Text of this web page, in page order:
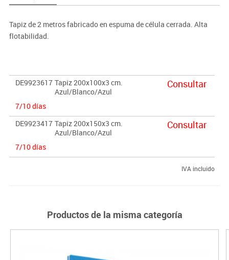
Tapiz de 2 metros fabricado en espuma de célula cerrada. Alta
flotabilidad.
DE9923617 Tapiz 200x100x3 cm.
Azul/Blanco/Azul
7/10 días
Consultar
DE9923417 Tapiz 200x150x3 cm.
Azul/Blanco/Azul
7/10 días
Consultar
IVA incluido
Productos de la misma categoría